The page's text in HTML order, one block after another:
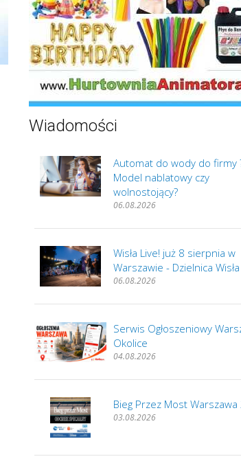
Wiadomości
Automat do wody do firmy
Model nablatowy czy
wolnostojący?
06.08.2026
Wisła Live! już 8 sierpnia w
Warszawie - Dzielnica Wisła
06.08.2026
Serwis Ogłoszeniowy
Okolice
04.08.2026
Bieg Przez Most
03.08.2026